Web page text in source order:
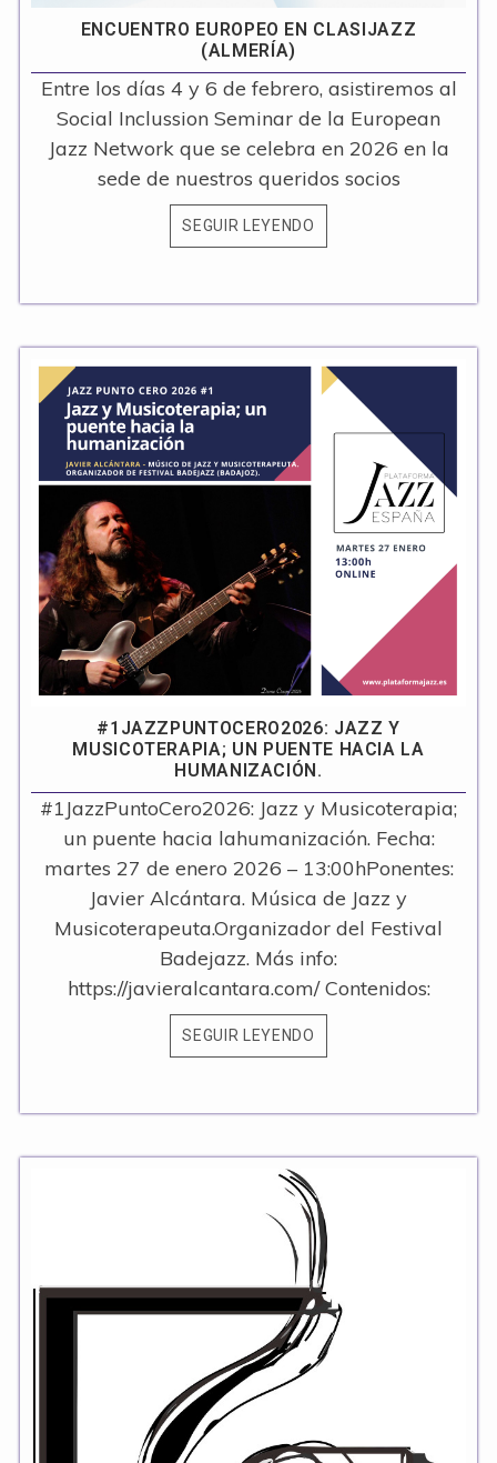
ENCUENTRO EUROPEO EN CLASIJAZZ
(ALMERÍA)
Entre los días 4 y 6 de febrero, asistiremos al
Social Inclussion Seminar de la European
Jazz Network que se celebra en 2026 en la
sede de nuestros queridos socios
SEGUIR LEYENDO
#1JAZZPUNTOCERO2026: JAZZ Y
MUSICOTERAPIA; UN PUENTE HACIA LA
HUMANIZACIÓN.
#1JazzPuntoCero2026: Jazz y Musicoterapia;
un puente hacia lahumanización. Fecha:
martes 27 de enero 2026 – 13:00hPonentes:
Javier Alcántara. Música de Jazz y
Musicoterapeuta.Organizador del Festival
Badejazz. Más info:
https://javieralcantara.com/ Contenidos:
SEGUIR LEYENDO